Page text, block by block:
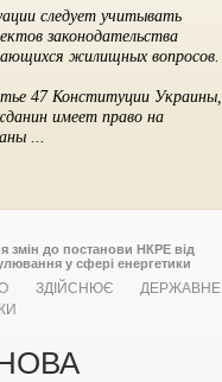
змін до постанови НКРЕ від
у сфері енергетики
ЗДІЙСНЮЄ ДЕРЖАВНЕ